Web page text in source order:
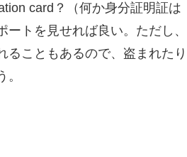
card？（何か身分証明証は
トを見せれば良い。ただし、
ることもあるので、盗まれたり